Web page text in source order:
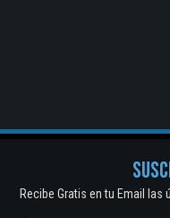
Recibe Gratis en tu Email